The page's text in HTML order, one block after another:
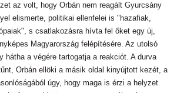
az volt, hogy Orbán nem reagált Gyurcsány
elismerte, politikai ellenfelei is "hazafiak,
s csatlakozásra hívta fel őket egy új,
Magyarország felépítésére. Az utolsó
hátha a végére tartogatja a reakciót. A durva
Orbán ellöki a másik oldal kinyújtott kezét, a
úgy, hogy maga is érzi a helyzet